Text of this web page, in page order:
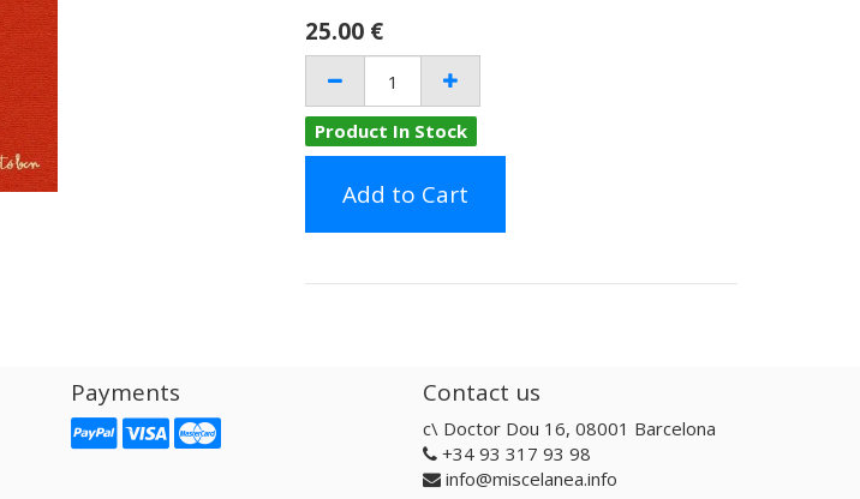
25.00 €
Product In Stock
Add to Cart
Payments Contact us
c\ Doctor Dou 16, 08001 Barcelona
+34 93 317 93 98
info@miscelanea.info